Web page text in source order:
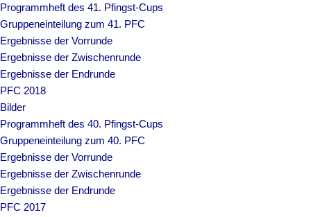
Programmheft des 41. Pfingst-Cups
Gruppeneinteilung zum 41. PFC
Ergebnisse der Vorrunde
Ergebnisse der Zwischenrunde
Ergebnisse der Endrunde
PFC 2018
Bilder
Programmheft des 40. Pfingst-Cups
Gruppeneinteilung zum 40. PFC
Ergebnisse der Vorrunde
Ergebnisse der Zwischenrunde
Ergebnisse der Endrunde
PFC 2017